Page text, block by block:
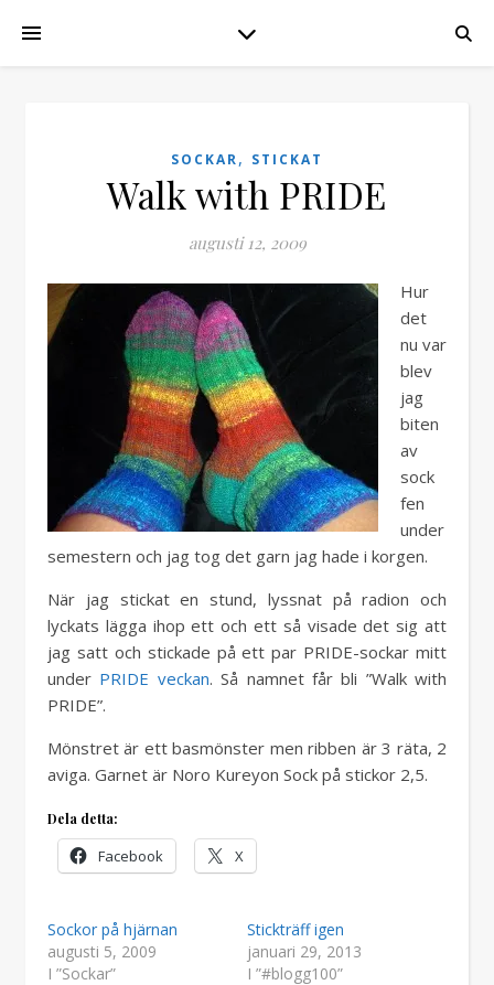
SOCKAR, STICKAT
Walk with PRIDE
augusti 12, 2009
Hur
det
nu var
blev
jag
biten
av
sock
fen
under
semestern och jag tog det garn jag hade i korgen.
När jag stickat en stund, lyssnat på radion och
lyckats lägga ihop ett och ett så visade det sig att
jag satt och stickade på ett par PRIDE-sockar mitt
under PRIDE veckan. Så namnet får bli ”Walk with
PRIDE”.
Mönstret är ett basmönster men ribben är 3 räta, 2
aviga. Garnet är Noro Kureyon Sock på stickor 2,5.
Dela detta:
Facebook X
Sockor på hjärnan
augusti 5, 2009
I ”Sockar”
Stickträff igen
januari 29, 2013
I ”#blogg100”